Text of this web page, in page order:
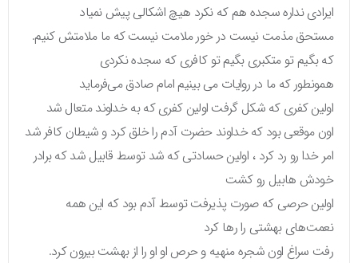
ایرادی نداره سجده هم که نکرد هیچ اشکالی پیش نمیاد
مستحق مذمت نیست در خور ملامت نیست که ما ملامتش کنیم.
که بگیم تو متکبری بگیم تو کافری که سجده نکردی
همونطور که ما در روایات می بینیم امام صادق می‌فرماید
اولین کفری که شکل گرفت اولین کفری که به خداوند متعال شد
اون موقعی بود که خداوند حضرت آدم را خلق کرد و شیطان کافر شد
امر خدا رو رد کرد ، اولین حسادتی که شد توسط قابیل شد که برادر
خودش هابیل رو کشت
اولین حرصی که صورت پذیرفت توسط آدم بود که این همه
نعمت‌های بهشتی را رها کرد
رفت سراغ اون شجره منهیه و حرص او او را از بهشت بیرون کرد.